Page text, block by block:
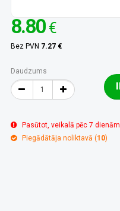
8.80 €
Bez PVN 7.27 €
Daudzums
Pasūtot, veikalā pēc 7 dienām
Piegādātāja noliktavā (10)